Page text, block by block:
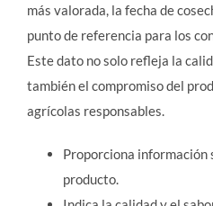
más valorada, la fecha de
punto de referencia para los
Este dato no solo refleja la
también el compromiso del
agrícolas responsables.
Proporciona información
producto.